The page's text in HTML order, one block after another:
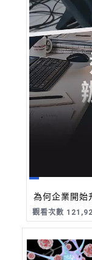
為何企業開始
觀看次數